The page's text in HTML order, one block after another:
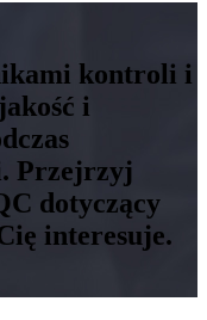
kontroli i
i
Przejrzyj
dotyczący
interesuje.